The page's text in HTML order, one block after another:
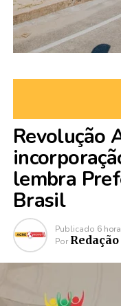
Revolução
lembra
Brasil
Publicado 6
Por